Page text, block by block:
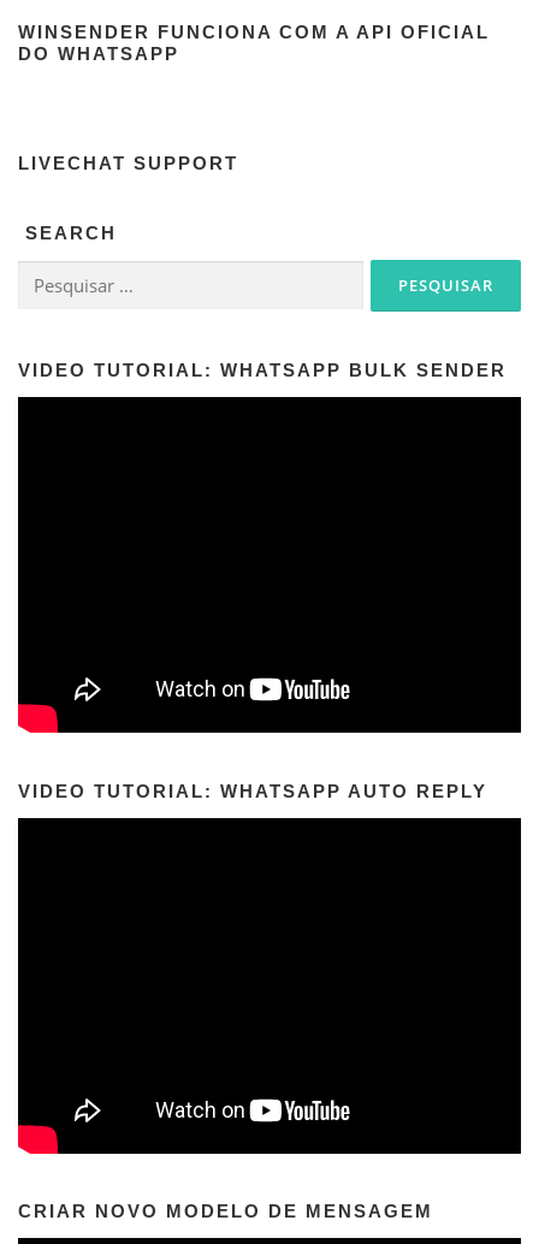
WINSENDER FUNCIONA COM A API OFICIAL
DO WHATSAPP
LIVECHAT SUPPORT
SEARCH
VIDEO TUTORIAL: WHATSAPP BULK SENDER
VIDEO TUTORIAL: WHATSAPP AUTO REPLY
CRIAR NOVO MODELO DE MENSAGEM